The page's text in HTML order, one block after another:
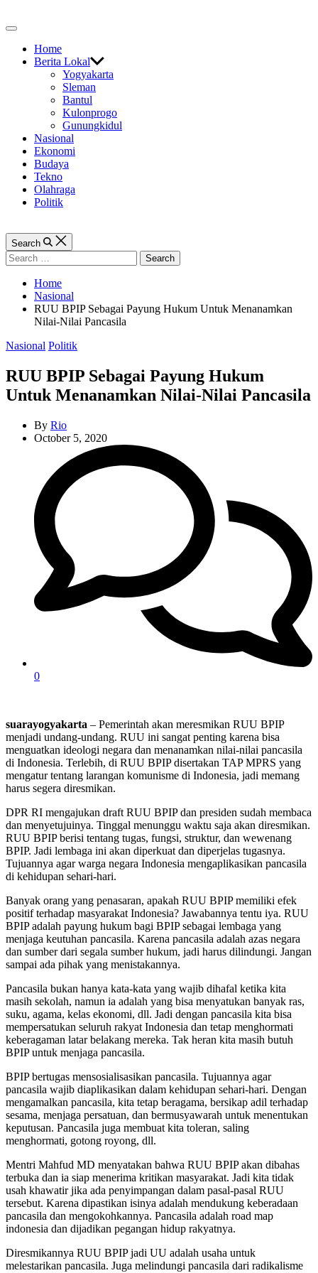
to
Off
CanvasHome
Berita Lokal
Yogyakarta
Sleman
Bantul
Kulonprogo
Gunungkidul
Nasional
Ekonomi
Budaya
Tekno
Olahraga
Politik
Search
Search
for:
Home
Nasional
RUU BPIP Sebagai Payung Hukum Untuk Menanamkan
Nilai-Nilai Pancasila
Categories
Nasional Politik
RUU BPIP Sebagai Payung Hukum
Untuk Menanamkan Nilai-Nilai Pancasila
By Rio
October 5, 2020
0
suarayogyakarta – Pemerintah akan meresmikan RUU BPIP
menjadi undang-undang. RUU ini sangat penting karena bisa
menguatkan ideologi negara dan menanamkan nilai-nilai pancasila
di Indonesia. Terlebih, di RUU BPIP disertakan TAP MPRS yang
mengatur tentang larangan komunisme di Indonesia, jadi memang
harus segera diresmikan.
DPR RI mengajukan draft RUU BPIP dan presiden sudah membaca
dan menyetujuinya. Tinggal menunggu waktu saja akan diresmikan.
RUU BPIP berisi tentang tugas, fungsi, struktur, dan wewenang
BPIP. Jadi lembaga ini akan diperkuat dan diperjelas tugasnya.
Tujuannya agar warga negara Indonesia mengaplikasikan pancasila
di kehidupan sehari-hari.
Banyak orang yang penasaran, apakah RUU BPIP memiliki efek
positif terhadap masyarakat Indonesia? Jawabannya tentu iya. RUU
BPIP adalah payung hukum bagi BPIP sebagai lembaga yang
menjaga keutuhan pancasila. Karena pancasila adalah azas negara
dan sumber dari segala sumber hukum, jadi harus dilindungi. Jangan
sampai ada pihak yang menistakannya.
Pancasila bukan hanya kata-kata yang wajib dihafal ketika kita
masih sekolah, namun ia adalah yang bisa menyatukan banyak ras,
suku, agama, kelas ekonomi, dll. Jadi dengan pancasila kita bisa
mempersatukan seluruh rakyat Indonesia dan tetap menghormati
keberagaman latar belakang mereka. Tak heran kita masih butuh
BPIP untuk menjaga pancasila.
BPIP bertugas mensosialisasikan pancasila. Tujuannya agar
pancasila wajib diaplikasikan dalam kehidupan sehari-hari. Dengan
mengamalkan pancasila, kita tetap beragama, bersikap adil terhadap
sesama, menjaga persatuan, dan bermusyawarah untuk menentukan
keputusan. Pancasila juga membuat kita toleran, saling
menghormati, gotong royong, dll.
Mentri Mahfud MD menyatakan bahwa RUU BPIP akan dibahas
terbuka dan ia siap menerima kritikan masyarakat. Jadi kita tidak
usah khawatir jika ada penyimpangan dalam pasal-pasal RUU
tersebut. Karena dipastikan isinya adalah mendukung keberadaan
pancasila dan mengokohkannya. Pancasila adalah road map
indonesia dan dijadikan pegangan hidup rakyatnya.
Diresmikannya RUU BPIP jadi UU adalah usaha untuk
melestarikan pancasila. Juga melindungi pancasila dari radikalisme